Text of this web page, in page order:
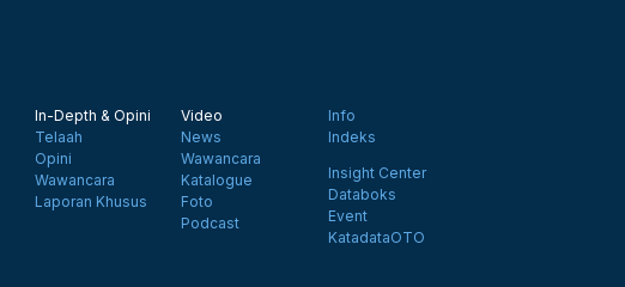
In-Depth & Opini
Telaah
Opini
Wawancara
Laporan Khusus
Video
News
Wawancara
Katalogue
Foto
Podcast
Info
Indeks
Insight Center
Databoks
Event
KatadataOTO